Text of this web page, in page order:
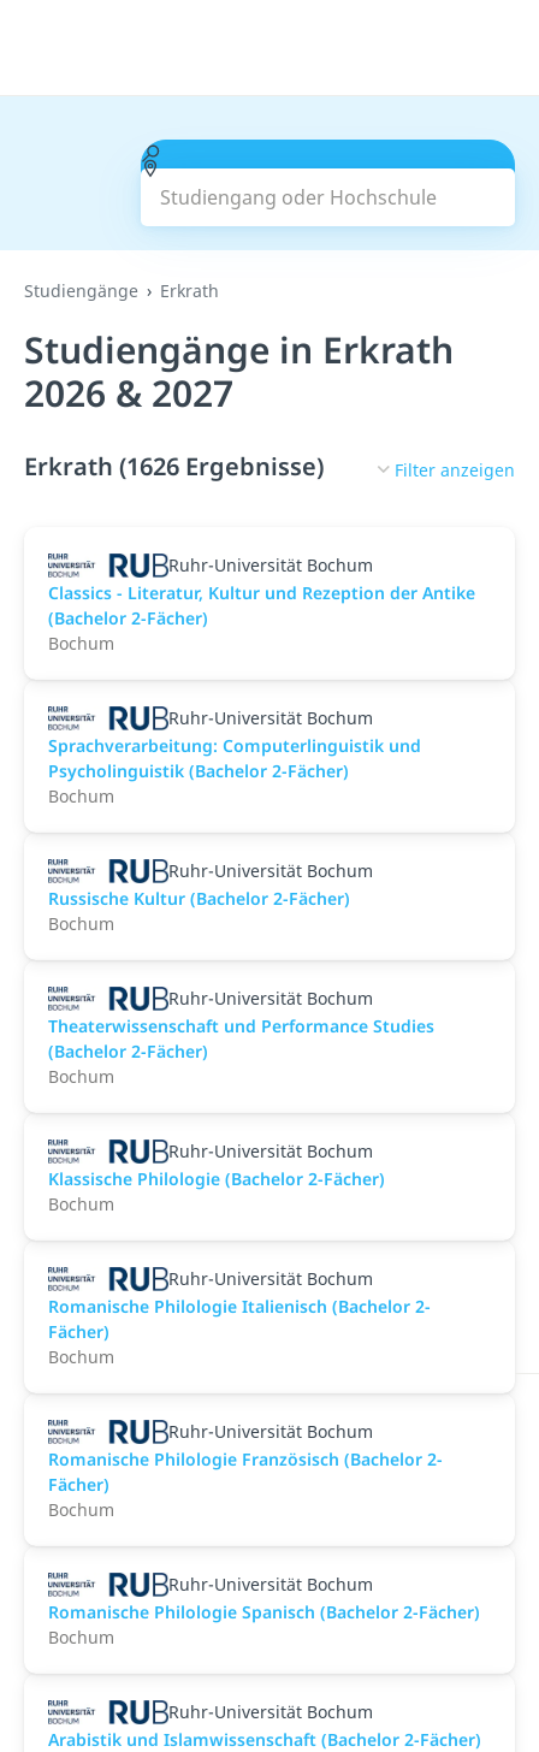
Studiengang oder Hochschule
Suchen
Studiengänge Erkrath
Studiengänge in Erkrath
2026 & 2027
Erkrath (1626 Ergebnisse) Filter anzeigen
Ruhr-Universität Bochum
Classics - Literatur, Kultur und Rezeption der Antike
(Bachelor 2-Fächer)
Bochum
Ruhr-Universität Bochum
Sprachverarbeitung: Computerlinguistik und
Psycholinguistik (Bachelor 2-Fächer)
Bochum
Ruhr-Universität Bochum
Russische Kultur (Bachelor 2-Fächer)
Bochum
Ruhr-Universität Bochum
Theaterwissenschaft und Performance Studies
(Bachelor 2-Fächer)
Bochum
Ruhr-Universität Bochum
Klassische Philologie (Bachelor 2-Fächer)
Bochum
Ruhr-Universität Bochum
Romanische Philologie Italienisch (Bachelor 2-
Fächer)
Bochum
Ruhr-Universität Bochum
Romanische Philologie Französisch (Bachelor 2-
Fächer)
Bochum
Ruhr-Universität Bochum
Romanische Philologie Spanisch (Bachelor 2-Fächer)
Bochum
Ruhr-Universität Bochum
Arabistik und Islamwissenschaft (Bachelor 2-Fächer)